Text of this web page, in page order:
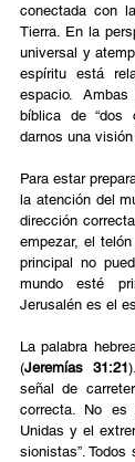
conectada con
Tierra. En la
universal y
espíritu está
espacio.
bíblica de “dos
darnos una
Para estar
la atención del
dirección
empezar, el
principal no
mundo esté
Jerusalén es el
La palabra
(Jeremías 31:21
señal de
correcta. No es
Unidas y el
sionistas”.